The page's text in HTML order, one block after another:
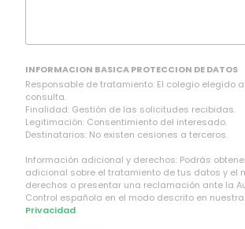
INFORMACION BASICA PROTECCION DE DATOS
Responsable de tratamiento: El colegio elegido
consulta.
Finalidad: Gestión de las solicitudes recibidas.
Legitimación: Consentimiento del interesado.
Destinatarios: No existen cesiones a terceros.
Información adicional y derechos: Podrás
adicional sobre el tratamiento de tus datos y el
derechos o presentar una reclamación ante la
Control española en el modo descrito en nuestra
Privacidad.